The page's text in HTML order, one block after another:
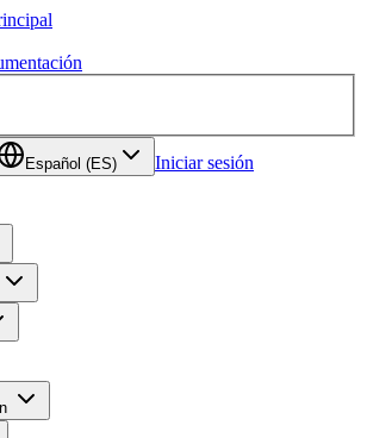
Español (ES) Iniciar sesión